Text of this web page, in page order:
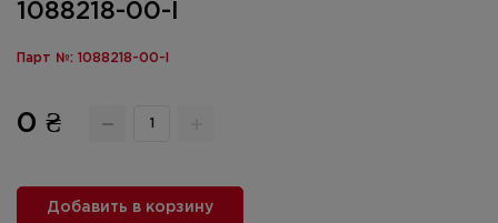
1088218-00-I
Парт №: 1088218-00-I
0 ₴
Добавить в корзину